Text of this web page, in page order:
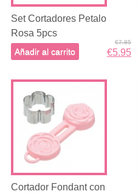
Set Cortadores Petalo
Rosa 5pcs
€7.85
€5.95
Añadir al carrito
Cortador Fondant con